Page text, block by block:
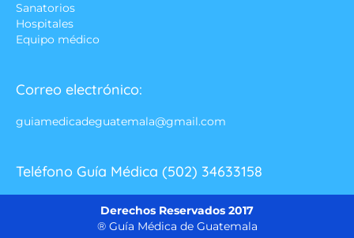
Sanatorios
Hospitales
Equipo médico
Correo electrónico:
guiamedicadeguatemala@gmail.com
Teléfono Guía Médica (502) 34633158
Derechos Reservados 2017
® Guía Médica de Guatemala